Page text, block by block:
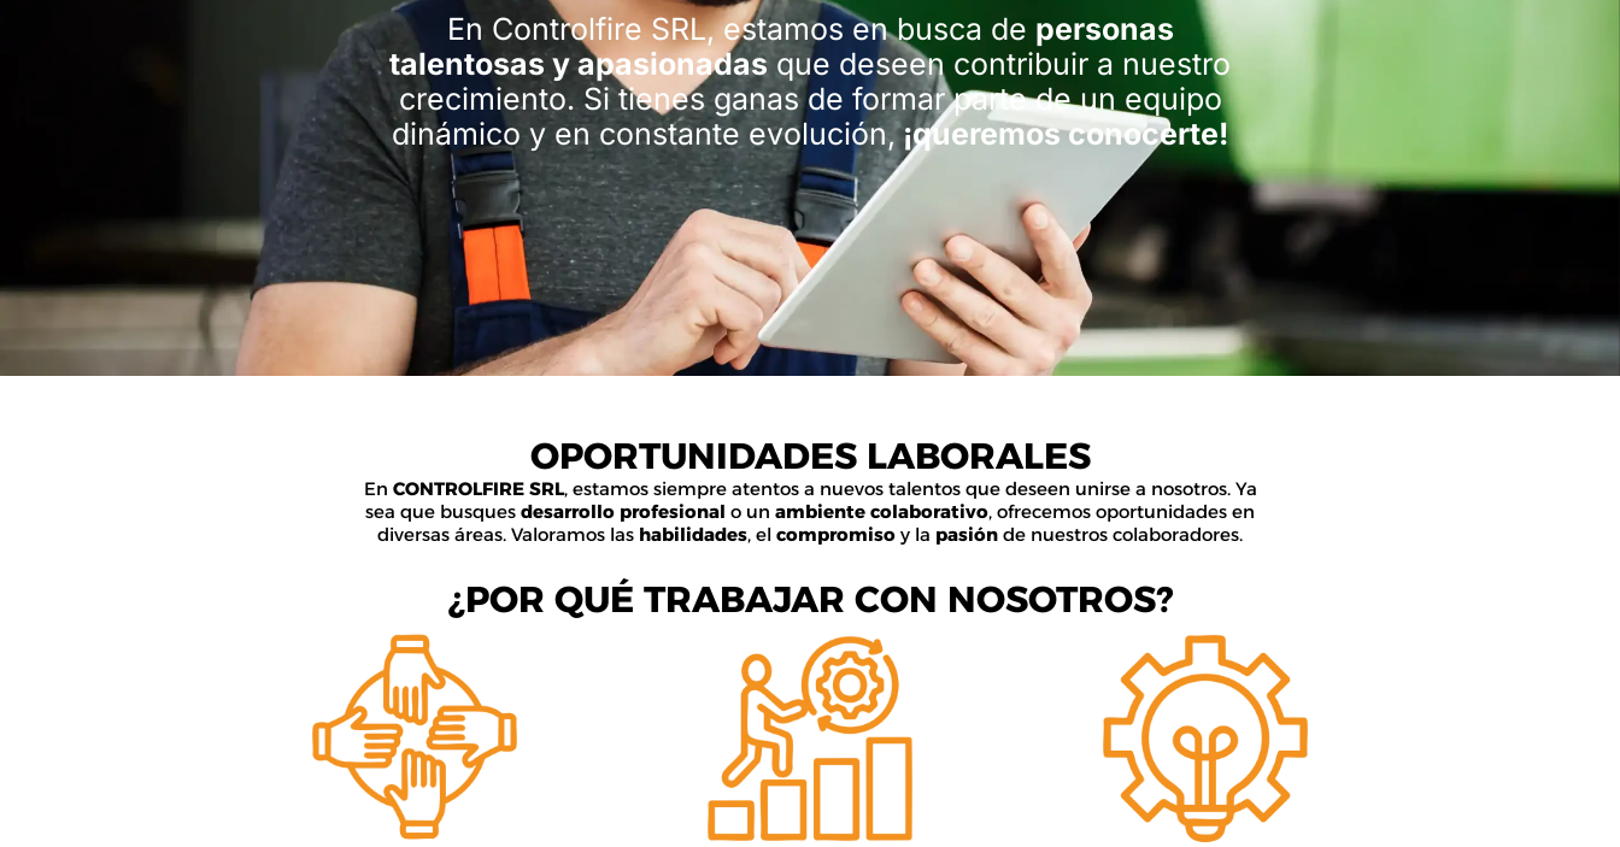
En Controlfire SRL, estamos en busca de personas
talentosas y apasionadas que deseen contribuir a nuestro
crecimiento. Si tienes ganas de formar parte de un equipo
dinámico y en constante evolución,¡queremos conocerte!
OPORTUNIDADES LABORALES
En CONTROLFIRE SRL, estamos siempre atentos a nuevos talentos que deseen unirse a nosotros. Ya
sea que busques desarrollo profesional o un ambiente colaborativo, ofrecemos oportunidades en
diversas áreas. Valoramos las habilidades, el compromiso y la pasión de nuestros colaboradores.
¿POR QUÉ TRABAJAR CON NOSOTROS?